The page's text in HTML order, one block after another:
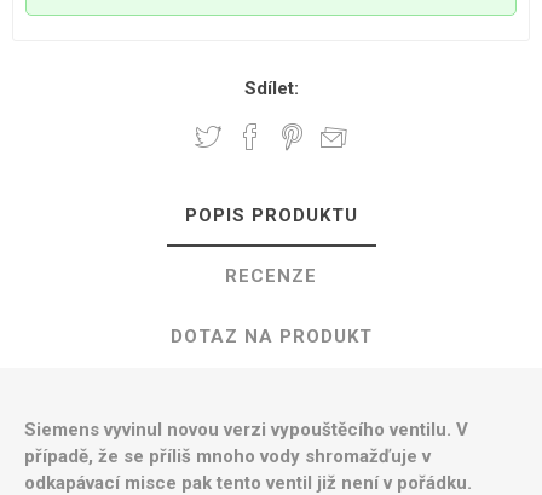
Sdílet:
POPIS PRODUKTU
RECENZE
DOTAZ NA PRODUKT
Siemens vyvinul novou verzi vypouštěcího ventilu. V
případě, že se příliš mnoho vody shromažďuje v
odkapávací misce pak tento ventil již není v pořádku.